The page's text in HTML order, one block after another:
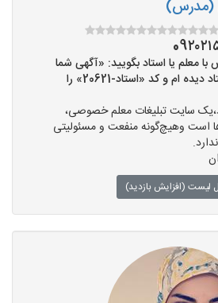
معلم یا استاد بگویید: «آگهی شما
را در سایت هزار استاد دیده ام و کد «استاد-20621» را
سایت تبلیغات معلم خصوصی،
است وهیچ‌گونه منفعت و مسئولیتی
لیست (افزایش بازدید)